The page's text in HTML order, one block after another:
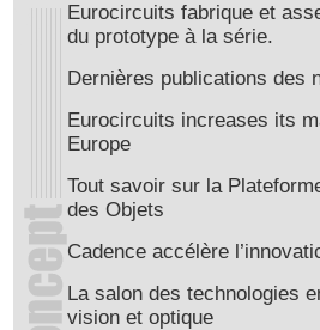
Eurocircuits fabrique et
du prototype à la série.
Dernières publications des
Eurocircuits increases its
Europe
Tout savoir sur la
des Objets
Cadence accélère
La salon des technologies
vision et optique